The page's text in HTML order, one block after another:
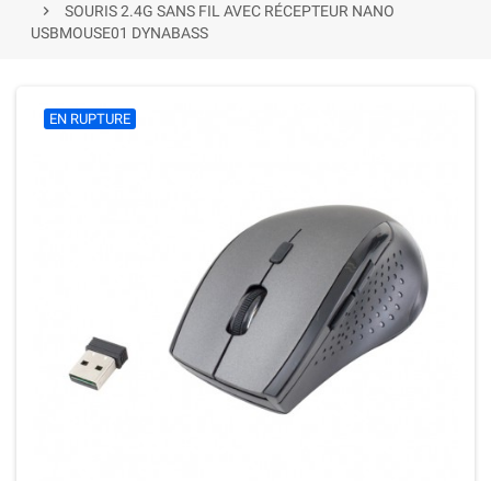

SOURIS 2.4G SANS FIL AVEC RÉCEPTEUR NANO
USBMOUSE01 DYNABASS
EN RUPTURE